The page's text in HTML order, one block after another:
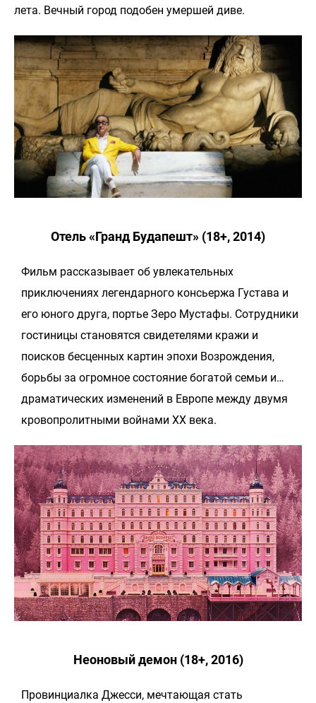
лета. Вечный город подобен умершей диве.
Отель «Гранд Будапешт» (18+, 2014)
Фильм рассказывает об увлекательных
приключениях легендарного консьержа Густава и
его юного друга, портье Зеро Мустафы. Сотрудники
гостиницы становятся свидетелями кражи и
поисков бесценных картин эпохи Возрождения,
борьбы за огромное состояние богатой семьи и…
драматических изменений в Европе между двумя
кровопролитными войнами XX века.
Неоновый демон (18+, 2016)
Провинциалка Джесси, мечтающая стать